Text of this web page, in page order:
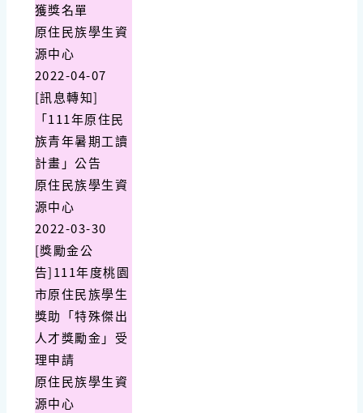
獲獎名單
原住民族學生資
源中心
2022-04-07
[訊息轉知]
「111年原住民
族青年暑期工讀
計畫」公告
原住民族學生資
源中心
2022-03-30
[獎勵金公
告]111年度桃園
市原住民族學生
獎助「特殊傑出
人才獎勵金」受
理申請
原住民族學生資
源中心